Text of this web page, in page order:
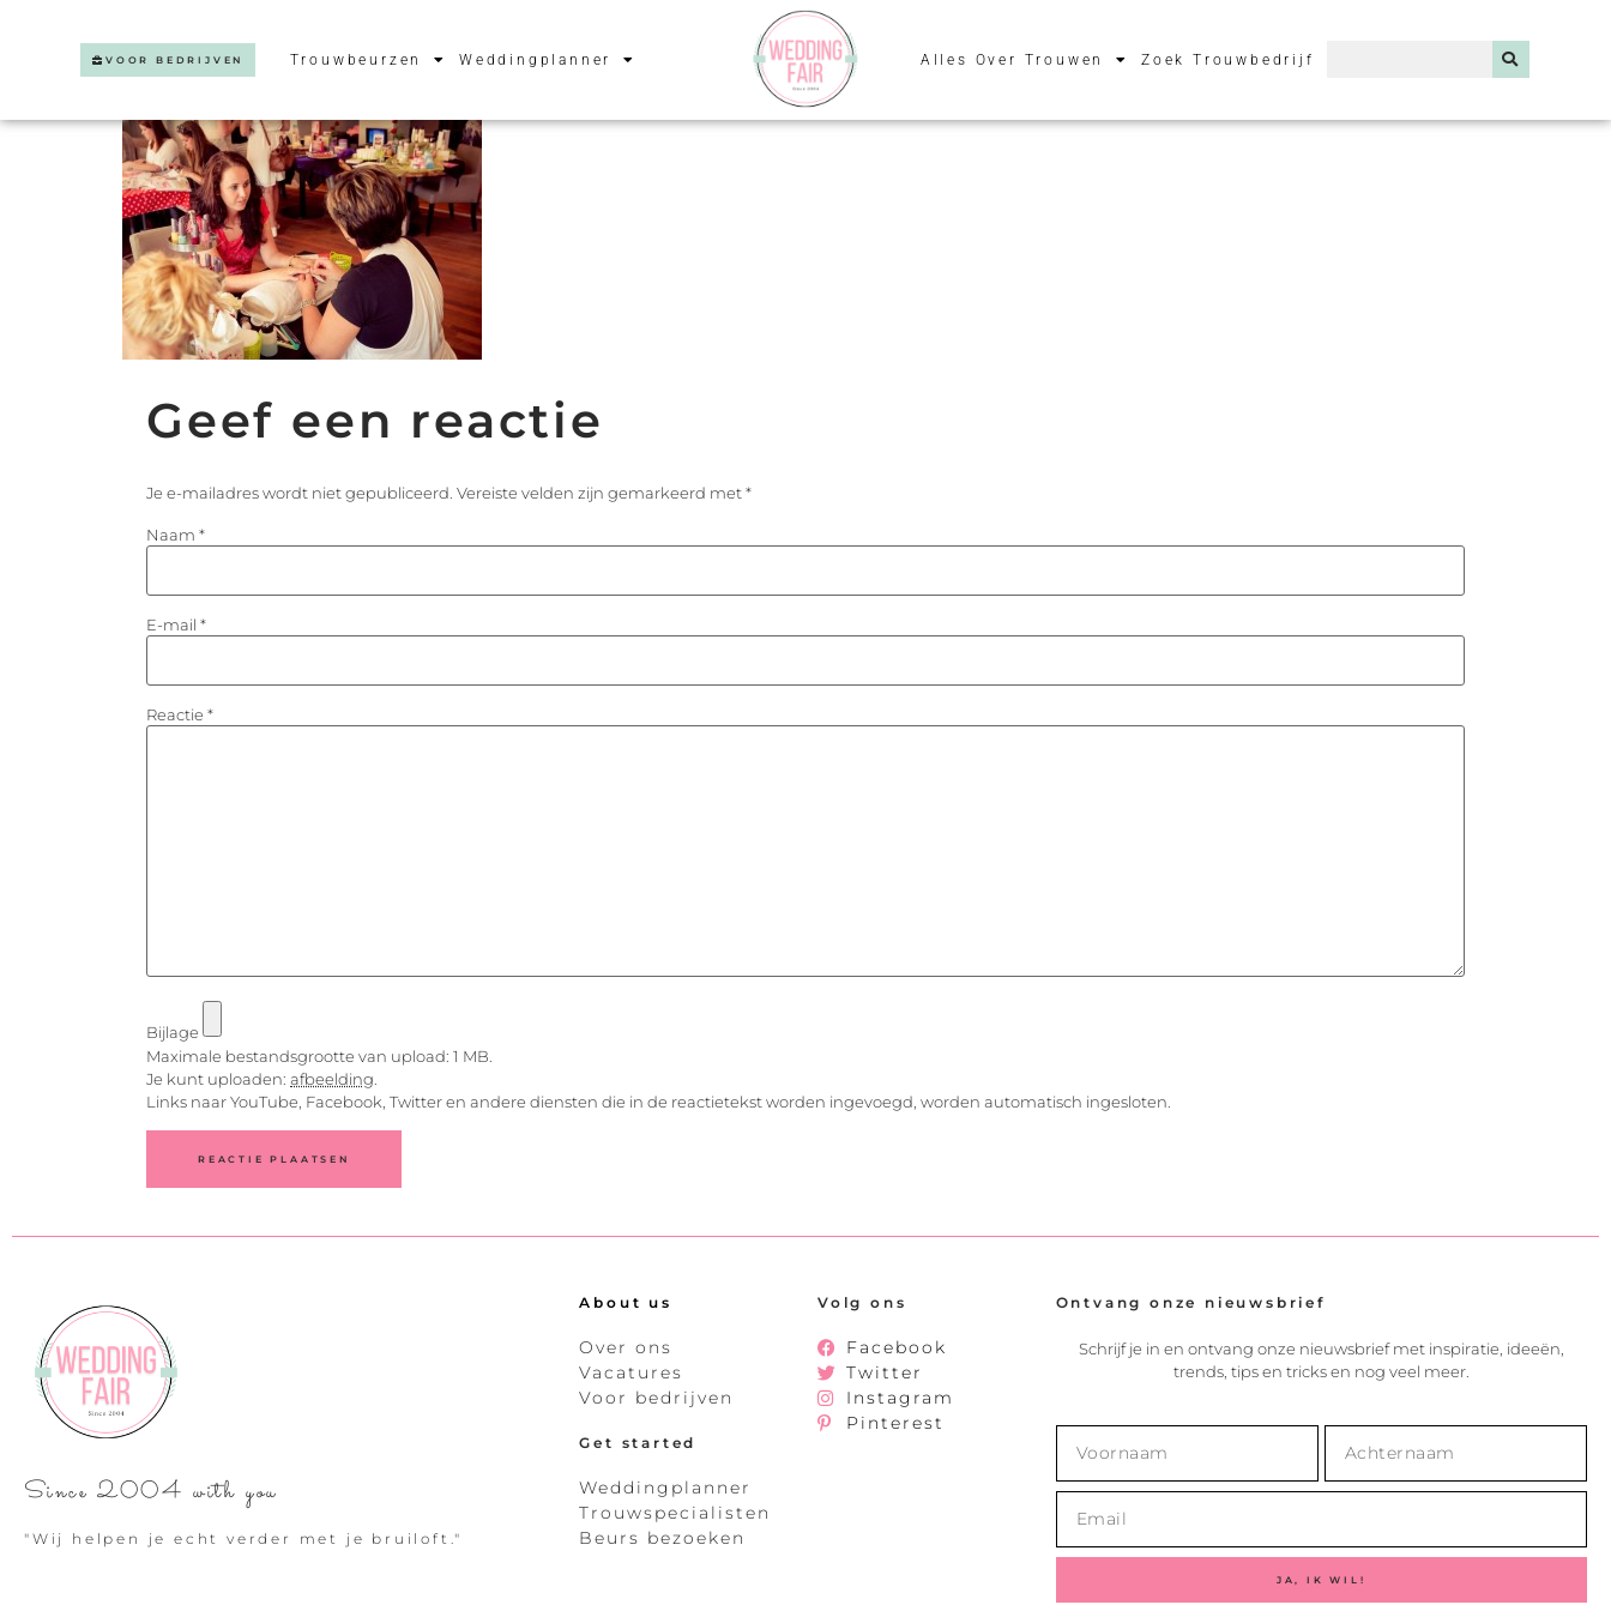
VOOR BEDRIJVEN Trouwbeurzen Weddingplanner Alles Over Trouwen Zoek Trouwbedrijf
Geef een reactie
Je e-mailadres wordt niet gepubliceerd. Vereiste velden zijn gemarkeerd met*
Naam *
E-mail *
Reactie *
Bijlage
Maximale bestandsgrootte van upload: 1 MB.
Je kunt uploaden: afbeelding
Links naar YouTube, Facebook, Twitter en andere diensten die in de reactietekst worden ingevoegd, worden automatisch ingesloten.
Since 2004 with you
"Wij helpen je echt verder met je bruiloft."
About us
Over ons
Vacatures
Voor bedrijven
Get started
Weddingplanner
Trouwspecialisten
Beurs bezoeken
Volg ons
Facebook
Twitter
Instagram
Pinterest
Ontvang onze nieuwsbrief
Schrijf je in en ontvang onze nieuwsbrief met inspiratie, ideeën,
trends, tips en tricks en nog veel meer.
JA, IK WIL!